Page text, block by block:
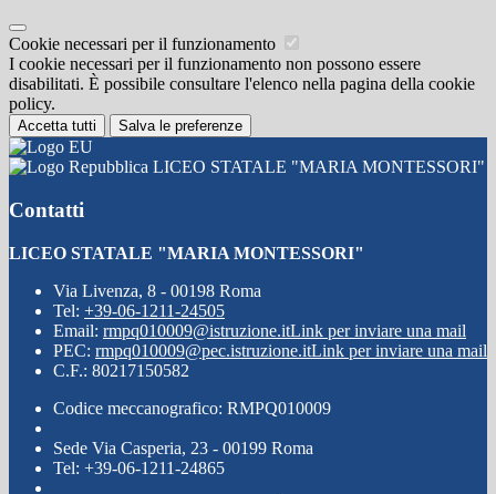
Cookie necessari per il funzionamento
I cookie necessari per il funzionamento non possono essere
disabilitati. È possibile consultare l'elenco nella pagina della cookie
policy.
Accetta tutti Salva le preferenze
LICEO STATALE "MARIA MONTESSORI"
Contatti
LICEO STATALE "MARIA MONTESSORI"
Via Livenza, 8 - 00198 Roma
Tel: +39-06-1211-24505
Email: rmpq010009@istruzione.itLink per inviare una mail
PEC: rmpq010009@pec.istruzione.itLink per inviare una mail
C.F.: 80217150582
Codice meccanografico: RMPQ010009
Sede Via Casperia, 23 - 00199 Roma
Tel: +39-06-1211-24865